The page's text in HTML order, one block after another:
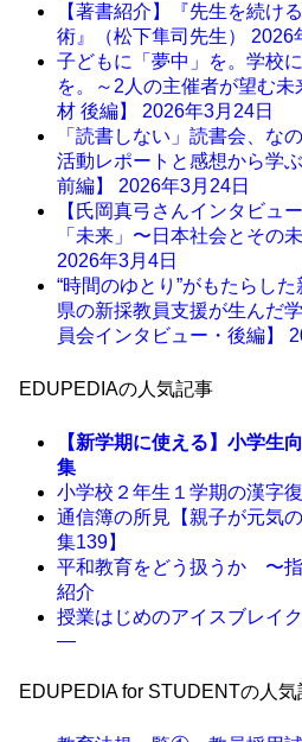
【著書紹介】『先生を続け
術』（松下隼司先生） 2026
子どもに「夢中」を。学校
を。～2人の主催者が望む
材 後編】 2026年3月24日
「読書しない」読書会、な
活動レポートと感想から学
前編】 2026年3月24日
【氏岡真弓さんインタビュ
「未来」〜日本社会とその
2026年3月4日
“時間のゆとり”がもたらし
県の新採教員支援が生んだ
員会インタビュー・後編】
EDUPEDIAの人気記事
【新学期に使える】小学生
集
小学校２年生１学期の漢字
通信簿の所見【親子が元気
集139】
平和教育をどう扱うか 〜
紹介
授業はじめのアイスブレイ
―
EDUPEDIA for STUDENTの人気